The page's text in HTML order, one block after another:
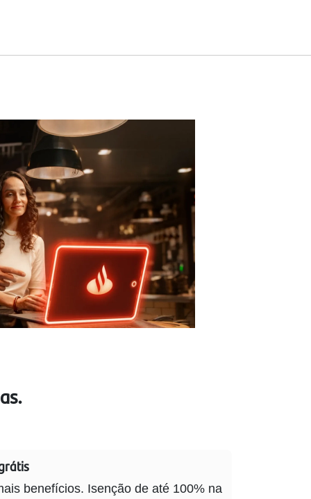
benefícios. Isenção de até 100% na